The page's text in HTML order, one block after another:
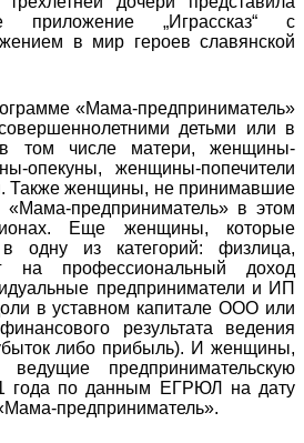
приложение „Играссказ“ с
в мир героев славянской
«Мама-предприниматель»
детьми или в
в том числе матери, женщины-
опекуны, женщины-попечители
Также женщины, не принимавшие
«Мама-предприниматель» в этом
Еще женщины, которые
одну из категорий: физлица,
на профессиональный доход
предприниматели и ИП
в уставном капитале ООО или
результата ведения
либо прибыль). И женщины,
предпринимательскую
1 года по данным ЕГРЮЛ на дату
предприниматель».